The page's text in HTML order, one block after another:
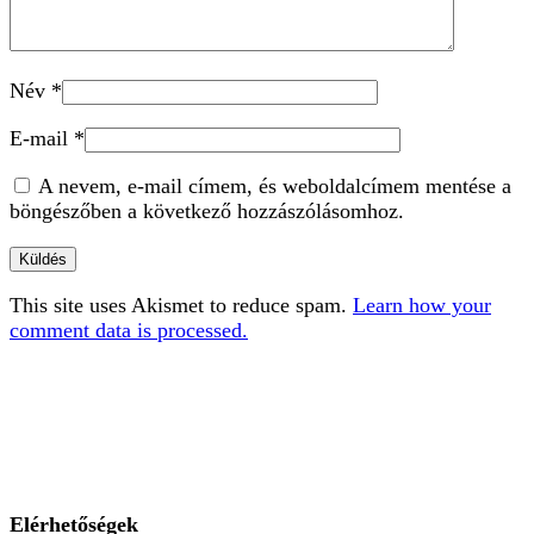
Név *
E-mail *
A nevem, e-mail címem, és weboldalcímem mentése a
böngészőben a következő hozzászólásomhoz.
This site uses Akismet to reduce spam. Learn how your
comment data is processed.
Elérhetőségek